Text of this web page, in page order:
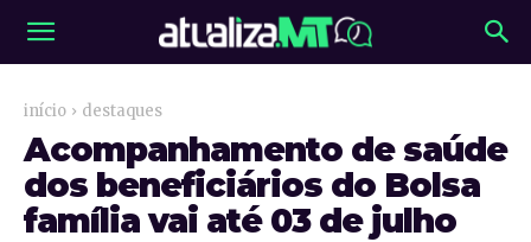
início destaques
Acompanhamento de saúde
dos beneficiários do Bolsa
família vai até 03 de julho